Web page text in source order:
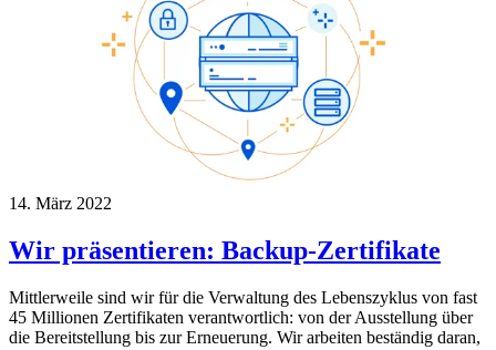
14. März 2022
Wir präsentieren: Backup-Zertifikate
Mittlerweile sind wir für die Verwaltung des Lebenszyklus von fast
45​ Millionen Zertifikaten verantwortlich: von der Ausstellung über
die Bereitstellung bis zur Erneuerung. Wir arbeiten beständig daran,